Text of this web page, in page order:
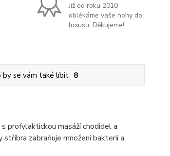
Již od roku 2010
oblékáme vaše nohy do
luxusu. Děkujeme!
by se vám také líbit 8
profylaktickou masáží chodidel a
zabraňuje množení bakterií a